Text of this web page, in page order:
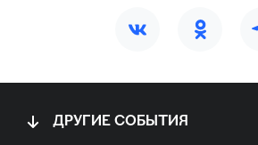
ДРУГИЕ СОБЫТИЯ